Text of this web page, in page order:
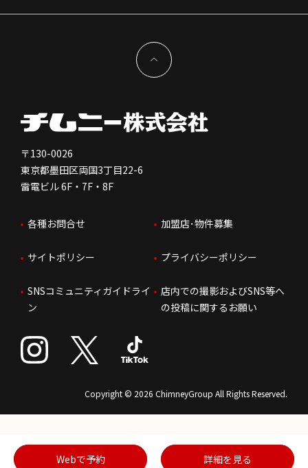
Webで予約 詳細を見る
新型コロナウイルス対応
コーポレートガバナンス
免責事項
株価情報
IRお問合せ
会社を知る
人を知る
はたらく環境
人財育成
サステナビリティ
独立支援について
FC加盟店お問合せ
〒130-0026
東京都墨田区両国3丁目22-6
雷電ビル 6F・7F・8F
各種お問合せ 加盟店･物件募集
サイトポリシー プライバシーポリシー
SNSコミュニティガイドライ
ン
店内での撮影およびSNS等へ
の投稿に関するお願い
Copyright © 2026 ChimneyGroup All Rights Reserved.